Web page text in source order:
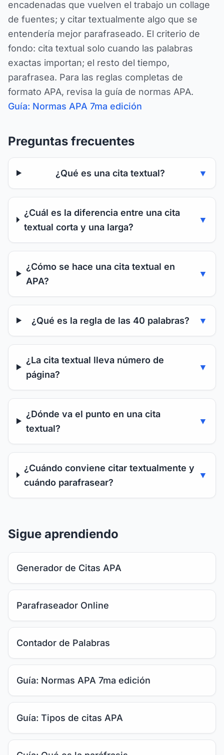
encadenadas que vuelven el trabajo un collage
de fuentes; y citar textualmente algo que se
entendería mejor parafraseado. El criterio de
fondo: cita textual solo cuando las palabras
exactas importan; el resto del tiempo,
parafrasea. Para las reglas completas de
formato APA, revisa la guía de normas APA.
Guía: Normas APA 7ma edición
Preguntas frecuentes
¿Qué es una cita textual? ▼
¿Cuál es la diferencia entre una cita
textual corta y una larga?
▼
¿Cómo se hace una cita textual en
APA?
▼
¿Qué es la regla de las 40 palabras? ▼
¿La cita textual lleva número de
página?
▼
¿Dónde va el punto en una cita
textual?
▼
¿Cuándo conviene citar textualmente y
cuándo parafrasear?
▼
Sigue aprendiendo
Generador de Citas APA
Parafraseador Online
Contador de Palabras
Guía: Normas APA 7ma edición
Guía: Tipos de citas APA